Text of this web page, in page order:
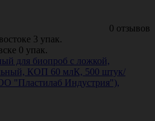
0 отзывов
3 упак.
0 упак.
для биопроб с ложкой,
КОП 60 млК, 500 штук/
"Пластилаб Индустрия"),